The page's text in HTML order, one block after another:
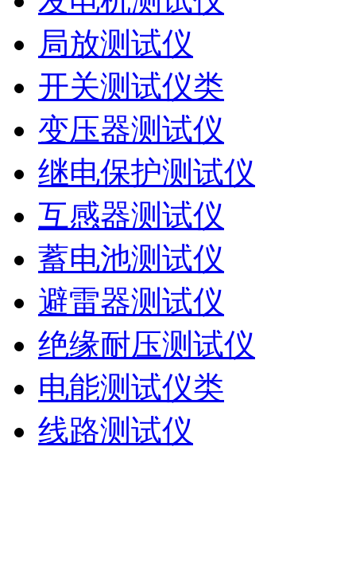
局放测试仪
开关测试仪类
变压器测试仪
继电保护测试仪
互感器测试仪
蓄电池测试仪
避雷器测试仪
绝缘耐压测试仪
电能测试仪类
线路测试仪